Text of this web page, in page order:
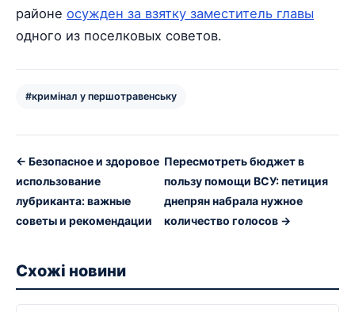
районе осужден за взятку заместитель главы
одного из поселковых советов.
#кримінал у першотравенську
← Безопасное и здоровое
использование
лубриканта: важные
советы и рекомендации
Пересмотреть бюджет в
пользу помощи ВСУ: петиция
днепрян набрала нужное
количество голосов →
Схожі новини